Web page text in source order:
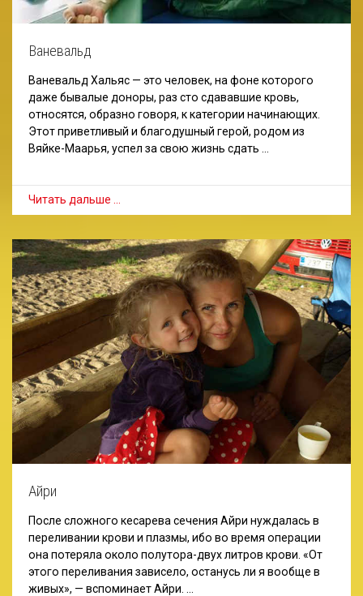
Ваневальд
Ваневальд Хальяс — это человек, на фоне которого
даже бывалые доноры, раз сто сдававшие кровь,
относятся, образно говоря, к категории начинающих.
Этот приветливый и благодушный герой, родом из
Вяйке-Маарья, успел за свою жизнь сдать …
Читать дальше …
Айри
После сложного кесарева сечения Айри нуждалась в
переливании крови и плазмы, ибо во время операции
она потеряла около полутора-двух литров крови. «От
этого переливания зависело, останусь ли я вообще в
живых», — вспоминает Айри. …